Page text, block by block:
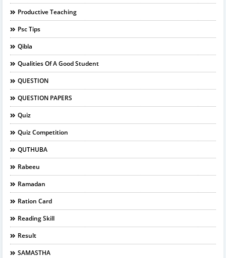
Productive Teaching
Psc Tips
Qibla
Qualities Of A Good Student
QUESTION
QUESTION PAPERS
Quiz
Quiz Competition
QUTHUBA
Rabeeu
Ramadan
Ration Card
Reading Skill
Result
SAMASTHA